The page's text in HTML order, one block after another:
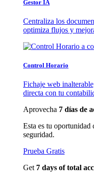
Gestor IA
Centraliza los
optimiza flujos y
Control Horario
Fichaje web
directa con tu
Aprovecha 7 días de
Esta es tu oportunidad
seguridad.
Prueba Gratis
Get 7 days of total